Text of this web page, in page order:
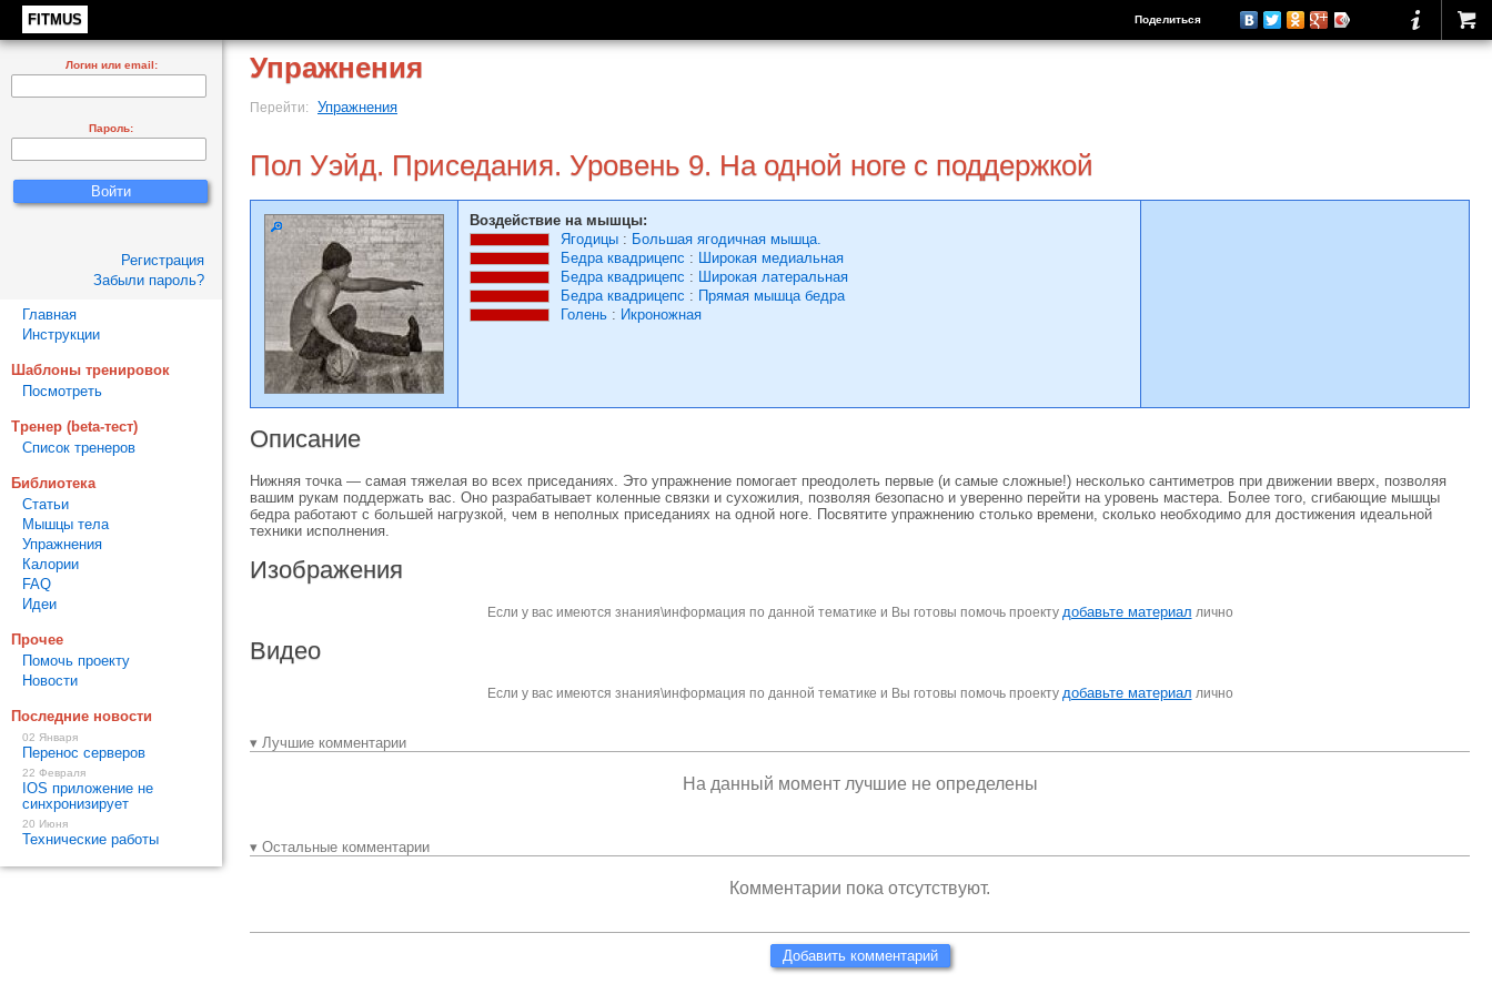
FITMUS Поделиться
Упражнения
Перейти: Упражнения
Пол Уэйд. Приседания. Уровень 9. На одной ноге с поддержкой
Воздействие на мышцы:
Ягодицы : Большая ягодичная мышца.
Бедра квадрицепс : Широкая медиальная
Бедра квадрицепс : Широкая латеральная
Бедра квадрицепс : Прямая мышца бедра
Голень : Икроножная
Описание
Нижняя точка — самая тяжелая во всех приседаниях. Это упражнение помогает преодолеть первые (и самые сложные!) несколько сантиметров при движении вверх, позволяя
вашим рукам поддержать вас. Оно разрабатывает коленные связки и сухожилия, позволяя безопасно и уверенно перейти на уровень мастера. Более того, сгибающие мышцы
бедра работают с большей нагрузкой, чем в неполных приседаниях на одной ноге. Посвятите упражнению столько времени, сколько необходимо для достижения идеальной
техники исполнения.
Изображения
Если у вас имеются знания\информация по данной тематике и Вы готовы помочь проекту добавьте материал лично
Видео
Если у вас имеются знания\информация по данной тематике и Вы готовы помочь проекту добавьте материал лично
▾ Лучшие комментарии
На данный момент лучшие не определены
▾ Остальные комментарии
Комментарии пока отсутствуют.
Добавить комментарий
Логин или email:
Пароль:
Регистрация
Забыли пароль?
Главная
Инструкции
Шаблоны тренировок
Посмотреть
Тренер (beta-тест)
Список тренеров
Библиотека
Статьи
Мышцы тела
Упражнения
Калории
FAQ
Идеи
Прочее
Помочь проекту
Новости
Последние новости
02 Января
Перенос серверов
22 Февраля
IOS приложение не
синхронизирует
20 Июня
Технические работы